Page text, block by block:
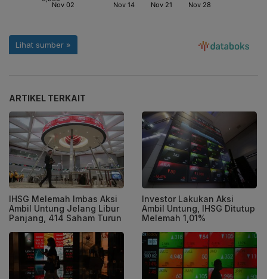
ARTIKEL TERKAIT
IHSG Melemah Imbas Aksi
Ambil Untung Jelang Libur
Panjang, 414 Saham Turun
Investor Lakukan Aksi
Ambil Untung, IHSG Ditutup
Melemah 1,01%